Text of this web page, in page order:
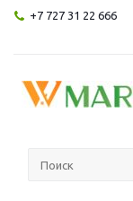
+7 727 31 22 666